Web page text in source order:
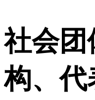
社会团
构、代